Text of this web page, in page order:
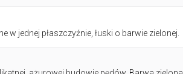
w jednej płaszczyźnie, łuski o barwie zielonej.